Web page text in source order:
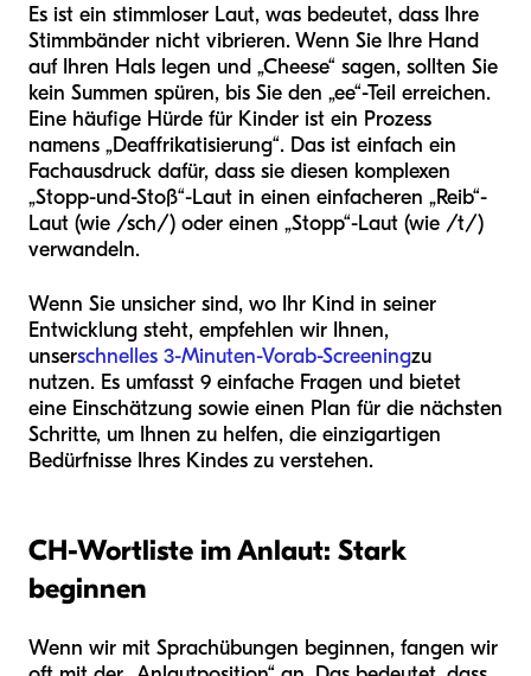
Es ist ein stimmloser Laut, was bedeutet, dass Ihre
Stimmbänder nicht vibrieren. Wenn Sie Ihre Hand
auf Ihren Hals legen und „Cheese“ sagen, sollten Sie
kein Summen spüren, bis Sie den „ee“-Teil erreichen.
Eine häufige Hürde für Kinder ist ein Prozess
namens „Deaffrikatisierung“. Das ist einfach ein
Fachausdruck dafür, dass sie diesen komplexen
„Stopp-und-Stoß“-Laut in einen einfacheren „Reib“-
Laut (wie /sch/) oder einen „Stopp“-Laut (wie /t/)
verwandeln.
Wenn Sie unsicher sind, wo Ihr Kind in seiner
Entwicklung steht, empfehlen wir Ihnen,
unserschnelles 3-Minuten-Vorab-Screeningzu
nutzen. Es umfasst 9 einfache Fragen und bietet
eine Einschätzung sowie einen Plan für die nächsten
Schritte, um Ihnen zu helfen, die einzigartigen
Bedürfnisse Ihres Kindes zu verstehen.
CH-Wortliste im Anlaut: Stark
beginnen
Wenn wir mit Sprachübungen beginnen, fangen wir